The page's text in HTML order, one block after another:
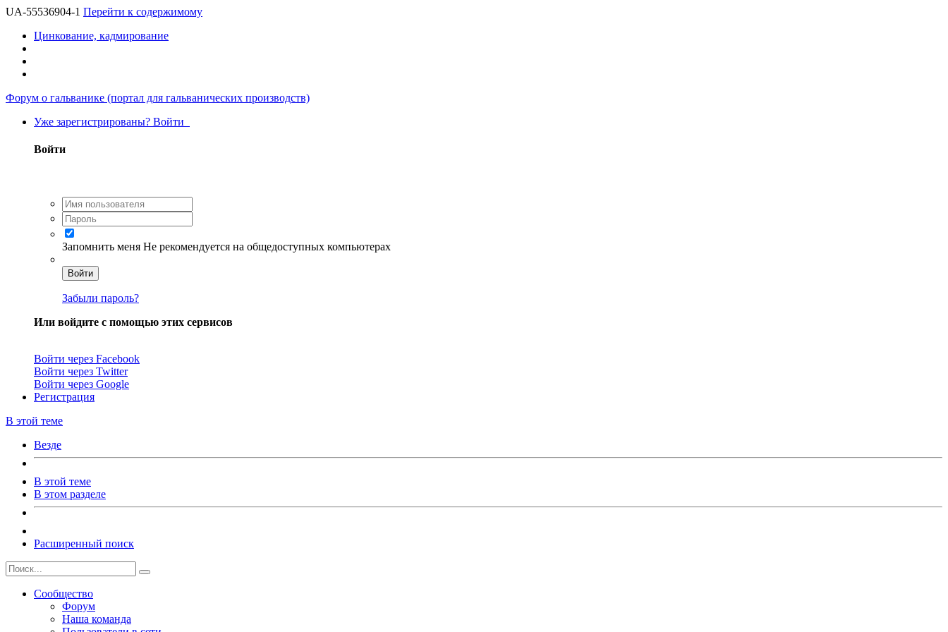
UA-55536904-1 Перейти к содержимому
Цинкование, кадмирование
Форум о гальванике (портал для гальванических производств)
Уже зарегистрированы? Войти
Войти
Запомнить меня Не рекомендуется на общедоступных компьютерах
Войти
Забыли пароль?
Или войдите с помощью этих сервисов
Войти через Facebook
Войти через Twitter
Войти через Google
Регистрация
В этой теме
Везде
В этой теме
В этом разделе
Расширенный поиск
Сообщество
Форум
Наша команда